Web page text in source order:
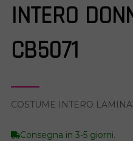
INTERO
CB5071
COSTUME INTERO
Consegna in 3-5 giorni.